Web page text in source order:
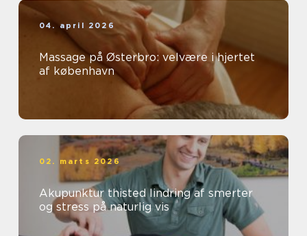
04. april 2026
Massage på Østerbro: velvære i hjertet
af københavn
02. marts 2026
Akupunktur thisted lindring af smerter
og stress på naturlig vis